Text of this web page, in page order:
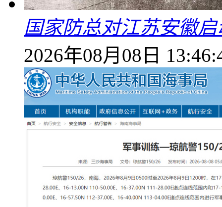
国家防总对江苏安徽
2026年08月08日